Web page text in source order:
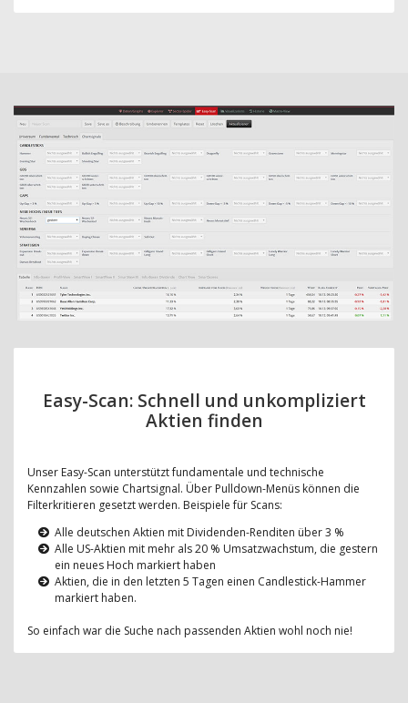
Easy-Scan: Schnell und unkompliziert
Aktien finden
Unser Easy-Scan unterstützt fundamentale und technische
Kennzahlen sowie Chartsignal. Über Pulldown-Menüs können die
Filterkritieren gesetzt werden. Beispiele für Scans:
Alle deutschen Aktien mit Dividenden-Renditen über 3 %
Alle US-Aktien mit mehr als 20 % Umsatzwachstum, die gestern
ein neues Hoch markiert haben
Aktien, die in den letzten 5 Tagen einen Candlestick-Hammer
markiert haben.
So einfach war die Suche nach passenden Aktien wohl noch nie!